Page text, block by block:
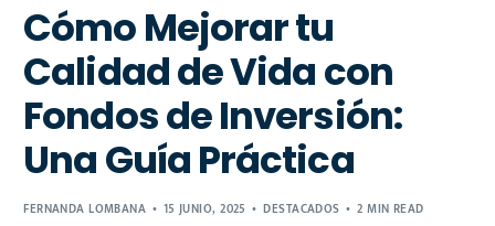
Cómo Mejorar tu
Calidad de Vida con
Fondos de Inversión:
Una Guía Práctica
FERNANDA LOMBANA 15 JUNIO, 2025 DESTACADOS 2 MIN READ